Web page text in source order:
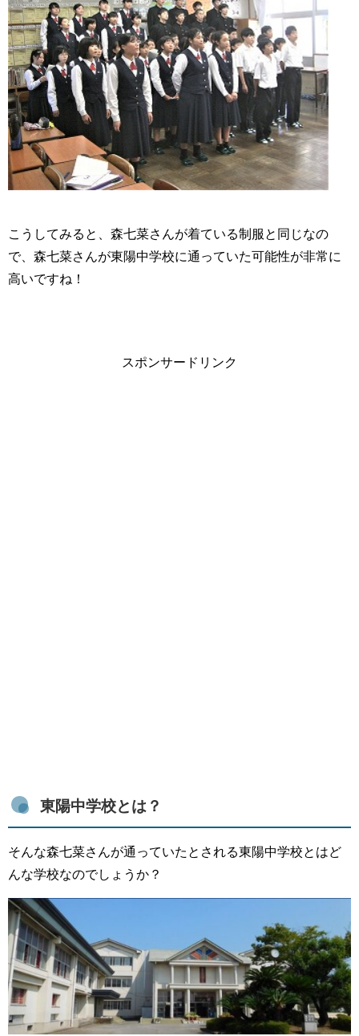
こうしてみると、森七菜さんが着ている制服と同じなの
で、森七菜さんが東陽中学校に通っていた可能性が非常に
高いですね！
スポンサードリンク
東陽中学校とは？
そんな森七菜さんが通っていたとされる東陽中学校とはど
んな学校なのでしょうか？